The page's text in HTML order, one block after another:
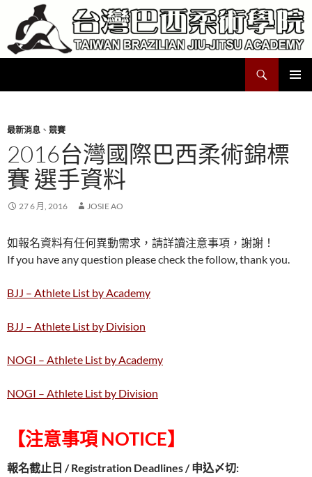
要
容
最新消息 、 競賽
2016台灣國際巴西柔術錦標
賽 選手資料
27 6 月, 2016 JOSIE AO
如報名資料有任何異動需求，請詳讀注意事項，謝謝！
If you have any question please check the follow, thank you.
BJJ – Athlete List by Academy
BJJ – Athlete List by Division
NOGI – Athlete List by Academy
NOGI – Athlete List by Division
【注意事項 NOTICE】
報名截止日 / Registration Deadlines / 申込〆切: